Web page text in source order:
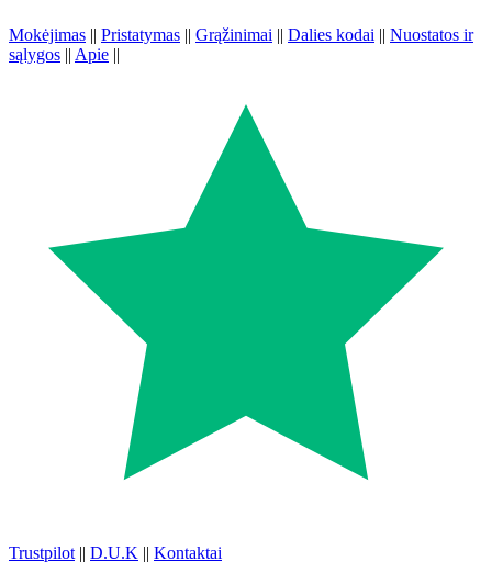
Mokėjimas || Pristatymas || Grąžinimai || Dalies kodai || Nuostatos ir
sąlygos || Apie ||
Trustpilot || D.U.K || Kontaktai